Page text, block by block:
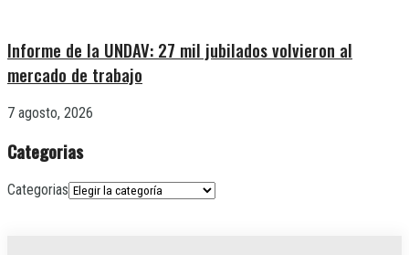
Informe de la UNDAV: 27 mil jubilados volvieron al
mercado de trabajo
7 agosto, 2026
Categorias
Categorias